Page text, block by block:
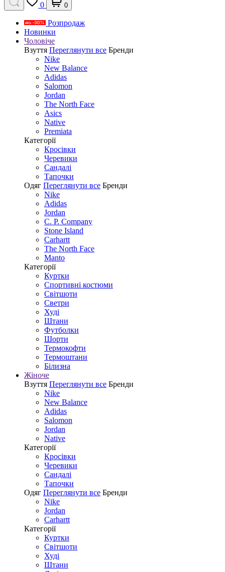
0 0
Розпродаж
Новинки
Чоловіче
Взуття Переглянути все Бренди
Nike
New Balance
Adidas
Salomon
Jordan
The North Face
Asics
Native
Premiata
Категорії
Кросівки
Черевики
Сандалі
Tапочки
Одяг Переглянути все Бренди
Nike
Adidas
Jordan
C. P. Company
Stone Island
Carhartt
The North Face
Manto
Категорії
Куртки
Спортивні костюми
Світшоти
Светри
Худі
Штани
Футболки
Шорти
Термокофти
Термоштани
Білизна
Жіноче
Взуття Переглянути все Бренди
Nike
New Balance
Adidas
Salomon
Jordan
Native
Категорії
Кросівки
Черевики
Сандалі
Tапочки
Одяг Переглянути все Бренди
Nike
Jordan
Carhartt
Категорії
Куртки
Світшоти
Худі
Штани